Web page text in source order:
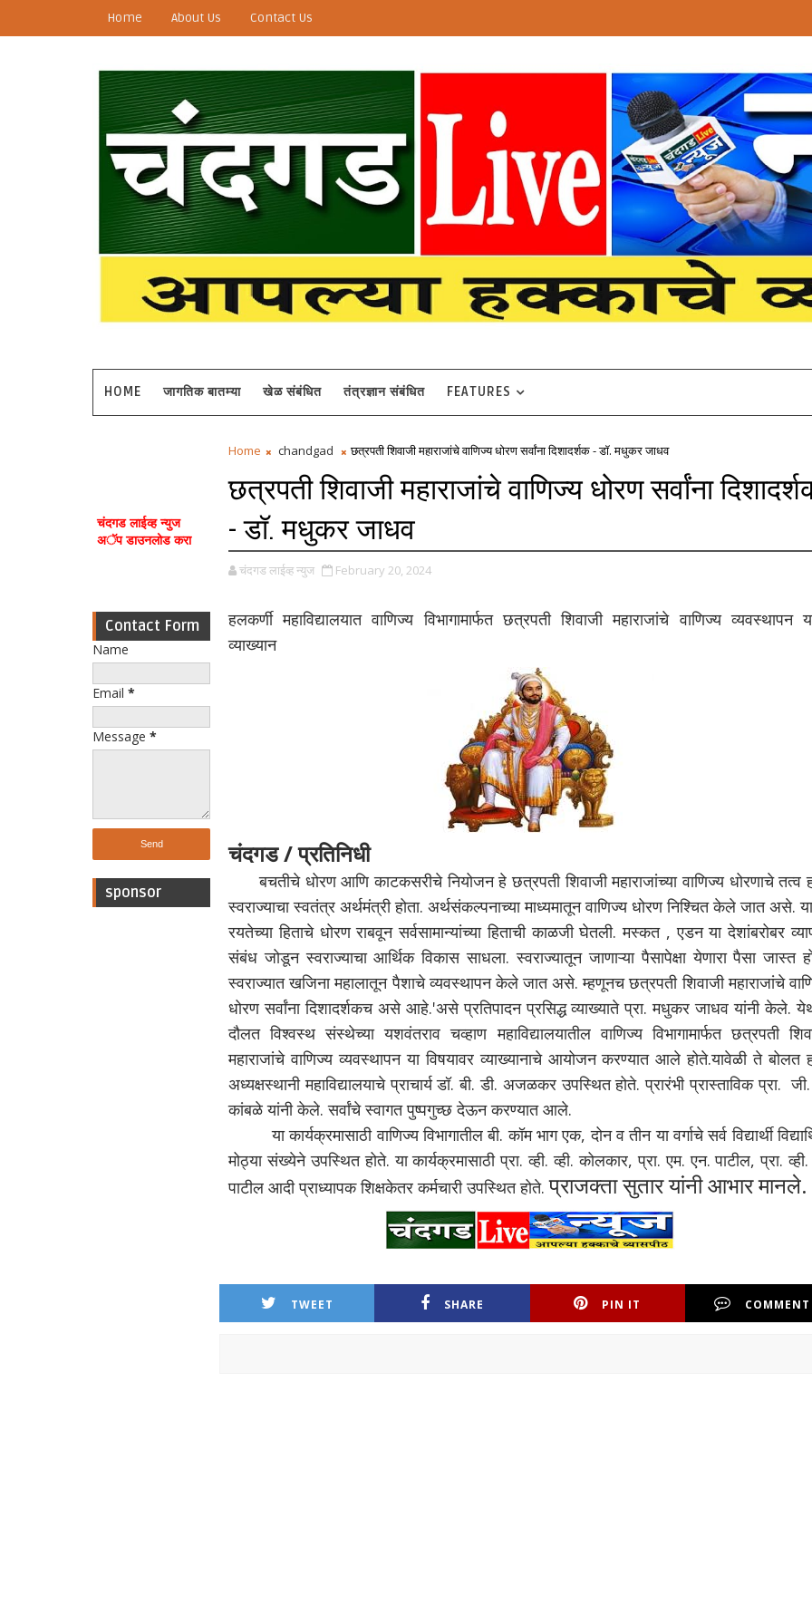
Home About Us Contact Us
HOME जागतिक बातम्या खेळ संबंधित तंत्रज्ञान संबंधित FEATURES
चंदगड लाईव्ह न्युज
अॅप डाउनलोड करा
Contact Form
Name
Email *
Message *
sponsor
Home chandgad छत्रपती शिवाजी महाराजांचे वाणिज्य धोरण सर्वांना दिशादर्शक - डॉ. मधुकर जाधव
छत्रपती शिवाजी महाराजांचे वाणिज्य धोरण सर्वांना
- डॉ. मधुकर जाधव
चंदगड लाईव्ह न्युज February 20, 2024
हलकर्णी महाविद्यालयात वाणिज्य विभागामार्फत छत्रपती शिवाजी महाराजांचे वाणिज्य व्यवस्थापन
व्याख्यान
चंदगड / प्रतिनिधी
बचतीचे धोरण आणि काटकसरीचे नियोजन हे छत्रपती शिवाजी महाराजांच्या वाणिज्य धोरणाचे तत्व
स्वराज्याचा स्वतंत्र अर्थमंत्री होता. अर्थसंकल्पनाच्या माध्यमातून वाणिज्य धोरण निश्चित केले जात असे.
रयतेच्या हिताचे धोरण राबवून सर्वसामान्यांच्या हिताची काळजी घेतली. मस्कत , एडन या देशांबरोबर
संबंध जोडून स्वराज्याचा आर्थिक विकास साधला. स्वराज्यातून जाणाऱ्या पैसापेक्षा येणारा पैसा जास्त
स्वराज्यात खजिना महालातून पैशाचे व्यवस्थापन केले जात असे. म्हणूनच छत्रपती शिवाजी महाराजांचे
धोरण सर्वांना दिशादर्शकच असे आहे.'असे प्रतिपादन प्रसिद्ध व्याख्याते प्रा. मधुकर जाधव यांनी केले.
दौलत विश्वस्थ संस्थेच्या यशवंतराव चव्हाण महाविद्यालयातील वाणिज्य विभागामार्फत छत्रपती
महाराजांचे वाणिज्य व्यवस्थापन या विषयावर व्याख्यानाचे आयोजन करण्यात आले होते.यावेळी ते बोलत
अध्यक्षस्थानी महाविद्यालयाचे प्राचार्य डॉ. बी. डी. अजळकर उपस्थित होते. प्रारंभी प्रास्ताविक प्रा.
कांबळे यांनी केले. सर्वांचे स्वागत पुष्पगुच्छ देऊन करण्यात आले.
या कार्यक्रमासाठी वाणिज्य विभागातील बी. कॉम भाग एक, दोन व तीन या वर्गाचे सर्व विद्यार्थी
मोठ्या संख्येने उपस्थित होते. या कार्यक्रमासाठी प्रा. व्ही. व्ही. कोलकार, प्रा. एम. एन. पाटील, प्रा.
पाटील आदी प्राध्यापक शिक्षकेतर कर्मचारी उपस्थित होते.प्राजक्ता सुतार यांनी आभार मानले.
TWEET SHARE PIN IT COMMENT